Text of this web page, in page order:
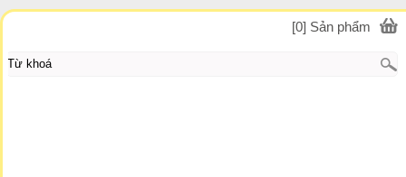
[0] Sản phẩm